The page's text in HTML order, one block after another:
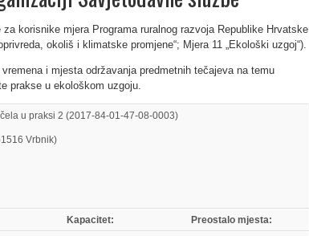
korisnike mjera Programa ruralnog razvoja Republike Hrvatske
okoliš i klimatske promjene“; Mjera 11 „Ekološki uzgoj“).
i mjesta održavanja predmetnih tečajeva na temu
prakse u ekološkom uzgoju.
u praksi 2 (2017-84-01-47-08-0003)
Vrbnik)
Kapacitet:
Preostalo mjesta: